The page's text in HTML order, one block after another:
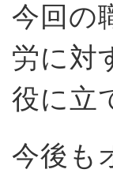
今回の
労に対
役に立
今後も